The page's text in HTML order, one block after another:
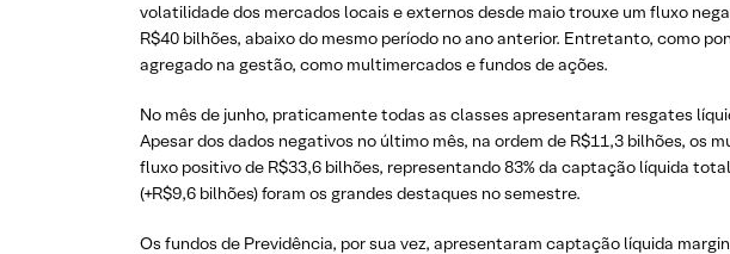
volatilidade dos mercados locais e externos desde maio trouxe um fluxo
R$40 bilhões, abaixo do mesmo período no ano anterior. Entretanto, como
agregado na gestão, como multimercados e fundos de ações.
No mês de junho, praticamente todas as classes apresentaram resgates
Apesar dos dados negativos no último mês, na ordem de R$11,3 bilhões,
fluxo positivo de R$33,6 bilhões, representando 83% da captação líquida
(+R$9,6 bilhões) foram os grandes destaques no semestre.
Os fundos de Previdência, por sua vez, apresentaram captação líquida